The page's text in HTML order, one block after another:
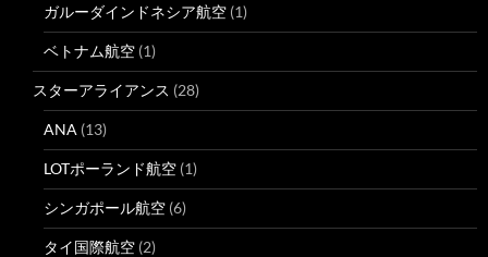
ガルーダインドネシア航空 (1)
ベトナム航空 (1)
スターアライアンス (28)
ANA (13)
LOTポーランド航空 (1)
シンガポール航空 (6)
タイ国際航空 (2)